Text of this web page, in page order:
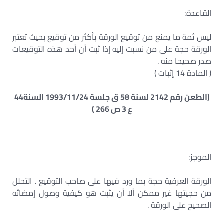
القاعدة:
ليس ثمة ما يمنع من توقيع الورقة بأكثر من توقيع بحيث تعتبر
الورقة حجة على من نسبت إليه إذا ثبت أن أحد هذه التوقيعات
صدر صحيحا منه .
( المادة 14 إثبات )
(الطعن رقم 2142 لسنة 58 ق جلسة 1993/11/24 السنة44
ع 3 ص 266 )
الموجز:
الورقة العرفية حجة بما ورد فيها على صاحب التوقيع . التحلل
من حجيتها غير ممكن ألا أن يثبت هو كيفية وصول إمضائه
الصحيح على الورقة .